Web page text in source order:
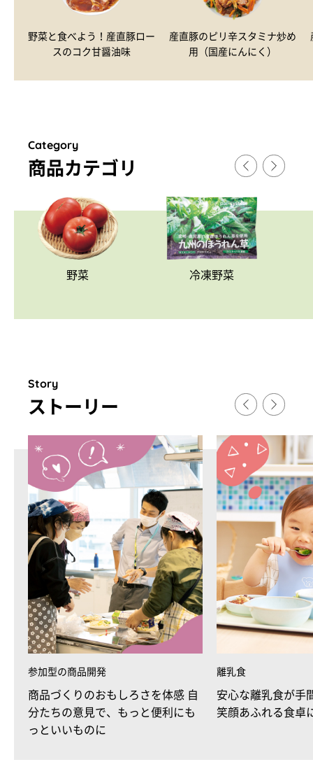
野菜と食べよう！産直豚ロー
スのコク甘醤油味
産直豚のピリ辛スタミナ炒め
用（国産にんにく）
Category
商品カテゴリ
野菜 冷凍野菜
Story
ストー リ ー
参加型の商品開発
商品づくりのおもしろさを体感 自
分たちの意見で、もっと便利にも
っといいものに
離乳食
安心な離乳食が手
笑顔あふれる食卓